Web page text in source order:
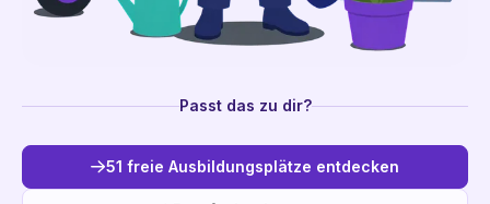
Passt das zu dir?
51 freie Ausbildungsplätze entdecken